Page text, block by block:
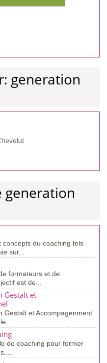
generation
generation
du coaching tels
sur...
formateurs et de
est de...
Gestalt et
Gestalt et Accompagenment
de coaching pour former